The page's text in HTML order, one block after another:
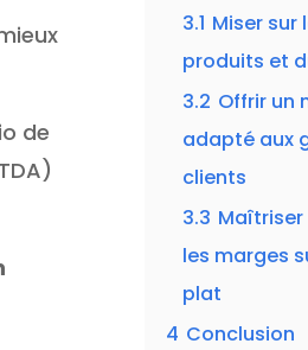
de
3.1 Miser sur
produits et
3.2 Offrir un
adapté aux
clients
3.3
les marges
plat
4 Conclusion